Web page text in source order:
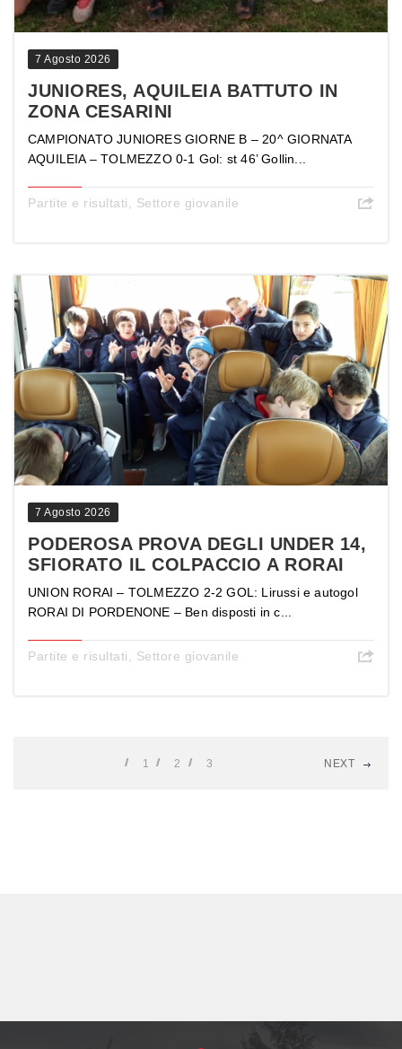
7 Agosto 2026
JUNIORES, AQUILEIA BATTUTO IN
ZONA CESARINI
CAMPIONATO JUNIORES GIORNE B – 20^ GIORNATA
AQUILEIA – TOLMEZZO 0-1 Gol: st 46’ Gollin...
Partite e risultati, Settore giovanile
7 Agosto 2026
PODEROSA PROVA DEGLI UNDER 14,
SFIORATO IL COLPACCIO A RORAI
UNION RORAI – TOLMEZZO 2-2 GOL: Lirussi e autogol
RORAI DI PORDENONE – Ben disposti in c...
Partite e risultati Settore giovanile
1 2 3 NEXT